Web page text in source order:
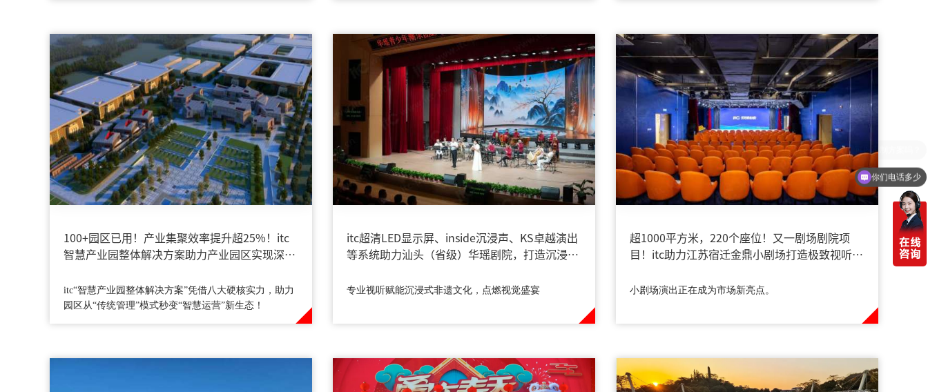
100+园区已用！产业集聚效率提升超25%！itc
智慧产业园整体解决方案助力产业园区实现深度
itc“智慧产业园整体解决方案”凭借八大硬核实力，助力
园区从“传统管理”模式秒变“智慧运营”新生态！
itc超清LED显示屏、inside沉浸声、KS卓越演出
等系统助力汕头（省级）华瑶剧院，打造沉浸式
专业视听赋能沉浸式非遗文化，点燃视觉盛宴
超1000平方米，220个座位！又一剧场剧院项
目！itc助力江苏宿迁金鼎小剧场打造极致视听体
小剧场演出正在成为市场新亮点。
你们电话多少